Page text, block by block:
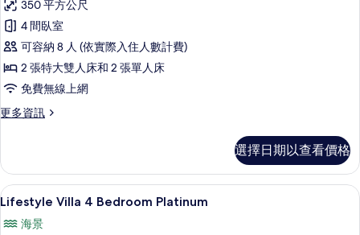
Villa
4
Bedrooms
的
所
有
350 平方公尺
4 間臥室
可容納 8 人 (依實際入住人數計費)
2 張特大雙人床和 2 張單人床
免費無線上網
更多資訊
更
4
Bedrooms
的
情
選擇日期以查看價格
顯
Lifestyle Villa 4 Bedroom Platinum |
25
Lifestyle Villa 4 Bedroom Platinum
海景